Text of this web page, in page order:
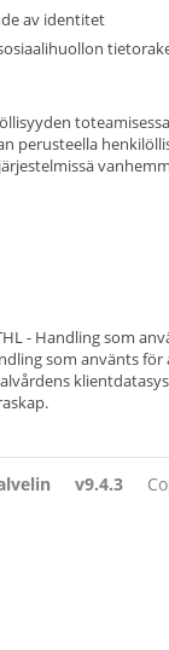
av identitet
perusteella
- Handling som
som använts för
v9.4.3